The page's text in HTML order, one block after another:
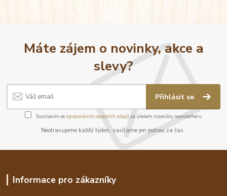
Máte zájem o novinky, akce a
slevy?
Přihlásit se
Souhlasím se zpracováním osobních údajůza účelem rozesílky newsletteru.
Neotravujeme každý týden, zasíláme jen jednou za čas.
Informace pro zákazníky